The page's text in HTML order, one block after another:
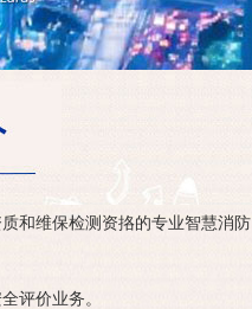
和维保检测资挌的专业智慧消防
评价业务。